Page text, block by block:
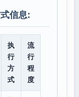
信息:
执
行
方
式
流
行
程
度